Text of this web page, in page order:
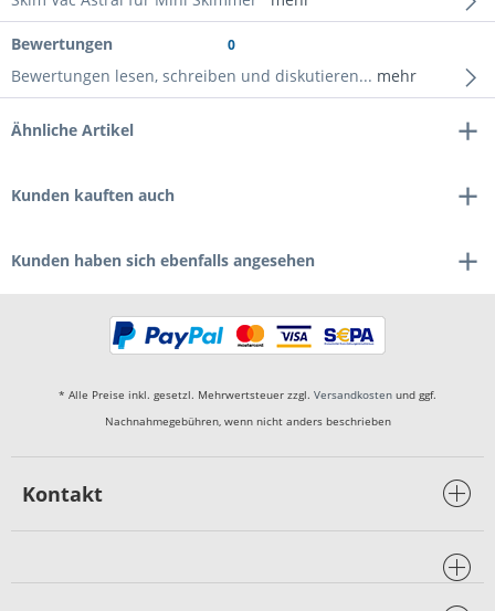
Bewertungen 0
Bewertungen lesen, schreiben und diskutieren... mehr
Ähnliche Artikel
Kunden kauften auch
Kunden haben sich ebenfalls angesehen
* Alle Preise inkl. gesetzl. Mehrwertsteuer zzgl. Versandkosten und ggf.
Nachnahmegebühren, wenn nicht anders beschrieben
Kontakt